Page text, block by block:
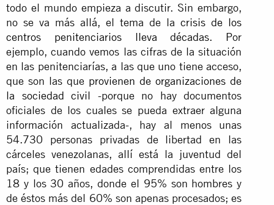
todo el mundo empieza a discutir. Sin embargo,
no se va más allá, el tema de lacrisis de los
centros penitenciarios lleva décadas. Por
ejemplo, cuando vemos las cifras de la situación
en las penitenciarías, a las que uno tiene acceso,
que son las que provienen de organizaciones de
la sociedad civil -porque no hay documentos
oficiales de los cuales se pueda extraer alguna
información actualizada-, hay al menos unas
54.730 personas privadas de libertad en las
cárceles venezolanas, allí está la juventud del
país; que tienen edades comprendidas entre los
18 y los 30 años, donde el 95% son hombres y
de éstos más del 60% son apenas procesados; es